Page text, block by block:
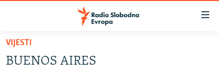
Pređite
glavni
VIJESTI
BUENOS AIRES